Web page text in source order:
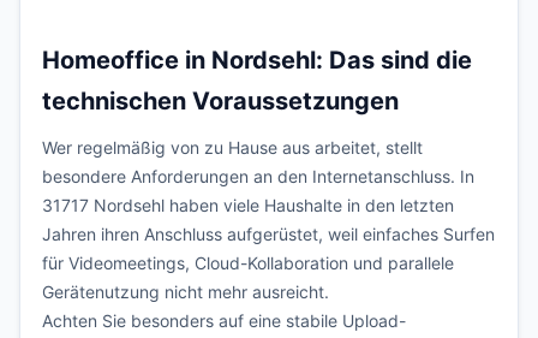
Homeoffice in Nordsehl: Das sind die
technischen Voraussetzungen
Wer regelmäßig von zu Hause aus arbeitet, stellt
besondere Anforderungen an den Internetanschluss. In
31717 Nordsehl haben viele Haushalte in den letzten
Jahren ihren Anschluss aufgerüstet, weil einfaches Surfen
für Videomeetings, Cloud-Kollaboration und parallele
Gerätenutzung nicht mehr ausreicht.
Achten Sie besonders auf eine stabile Upload-